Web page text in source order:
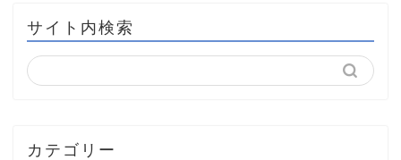
サイト内検索
カテゴリー